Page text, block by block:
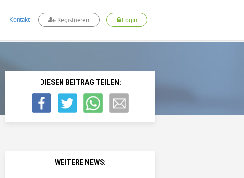
Kontakt Registrieren Login
DIESEN BEITRAG TEILEN:
WEITERE NEWS: